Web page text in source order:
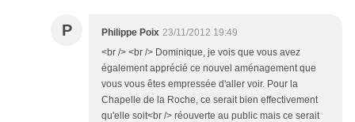
P Philippe Poix 23/11/2012 19:49
<br /> <br /> Dominique, je vois que vous avez
également apprécié ce nouvel aménagement que
vous vous êtes empressée d'aller voir. Pour la
Chapelle de la Roche, ce serait bien effectivement
qu'elle soit<br /> réouverte au public mais ce serait